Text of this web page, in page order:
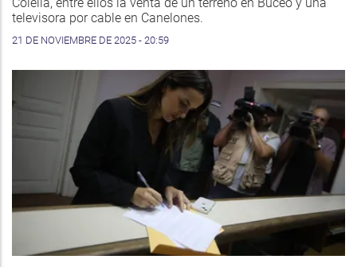
televisora por cable en Canelones.
21 DE NOVIEMBRE DE 2025 - 20:59